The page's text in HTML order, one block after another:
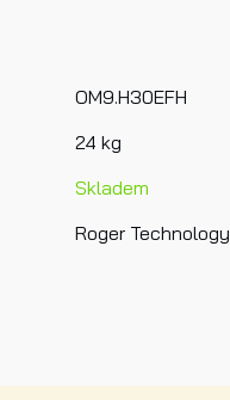
OM9.H30EFH
24 kg
Skladem
Roger Technology